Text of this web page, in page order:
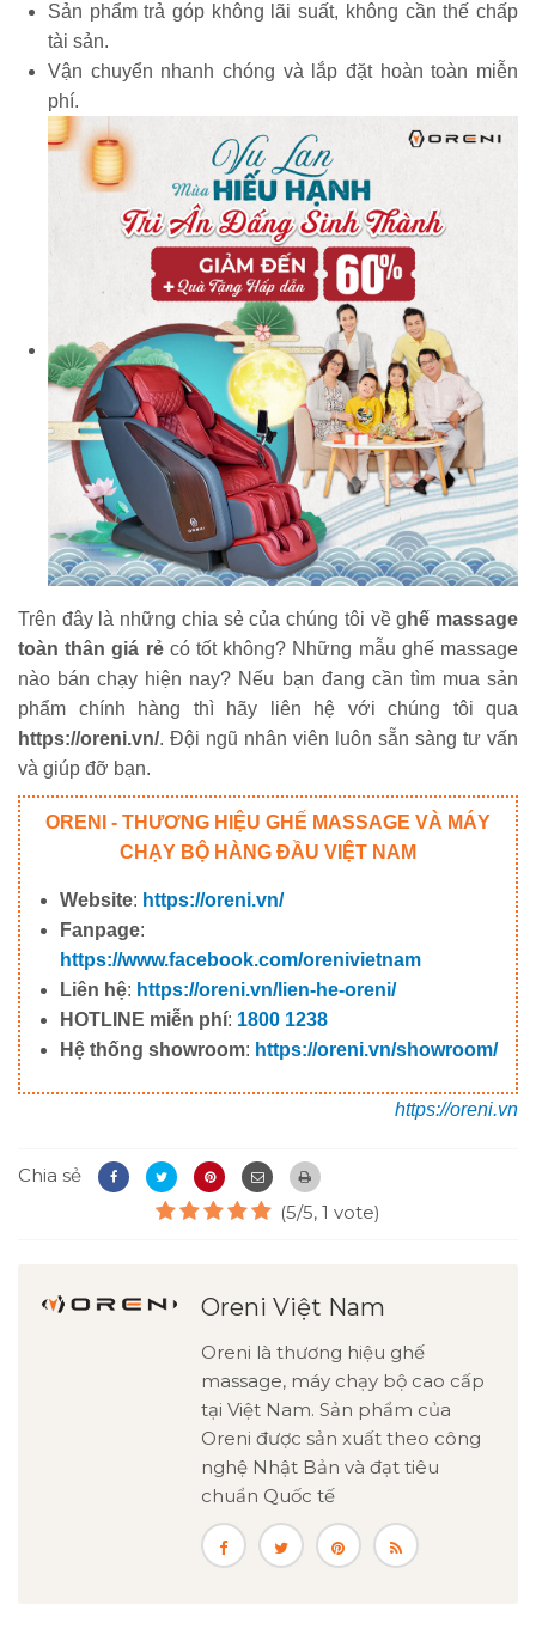
Sản phẩm trả góp không lãi suất, không cần thế chấp
tài sản.
Vận chuyển nhanh chóng và lắp đặt hoàn toàn miễn
phí.
Trên đây là những chia sẻ của chúng tôi về g hế massage
toàn thân giá rẻcó tốt không? Những mẫu ghế massage
nào bán chạy hiện nay? Nếu bạn đang cần tìm mua sản
phẩm chính hàng thì hãy liên hệ với chúng tôi qua
https://oreni.vn/. Đội ngũ nhân viên luôn sẵn sàng tư vấn
và giúp đỡ bạn.
ORENI - THƯƠNG HIỆU GHẾ MASSAGE VÀ MÁY
CHẠY BỘ HÀNG ĐẦU VIỆT NAM
Website: https://oreni.vn/
Fanpage:
https://www.facebook.com/orenivietnam
Liên hệ: https://oreni.vn/lien-he-oreni/
HOTLINE miễn phí: 1800 1238
Hệ thống showroom: https://oreni.vn/showroom/
https://oreni.vn
Chia sẻ
(5/5, 1 vote)
Oreni Việt Nam
Oreni là thương hiệu ghế
massage, máy chạy bộ cao cấp
tại Việt Nam. Sản phẩm của
Oreni được sản xuất theo công
nghệ Nhật Bản và đạt tiêu
chuẩn Quốc tế